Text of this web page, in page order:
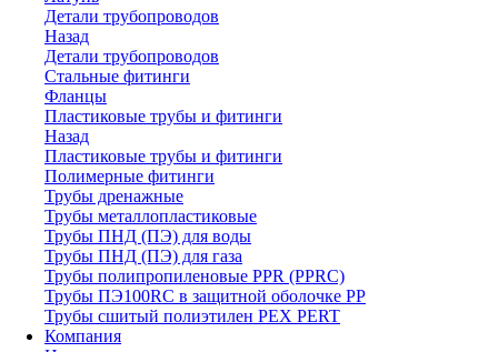
Детали трубопроводов
Назад
Детали трубопроводов
Стальные фитинги
Фланцы
Пластиковые трубы и фитинги
Назад
Пластиковые трубы и фитинги
Полимерные фитинги
Трубы дренажные
Трубы металлопластиковые
Трубы ПНД (ПЭ) для воды
Трубы ПНД (ПЭ) для газа
Трубы полипропиленовые PPR (PPRC)
Трубы ПЭ100RC в защитной оболочке PP
Трубы сшитый полиэтилен PEX PERT
Компания